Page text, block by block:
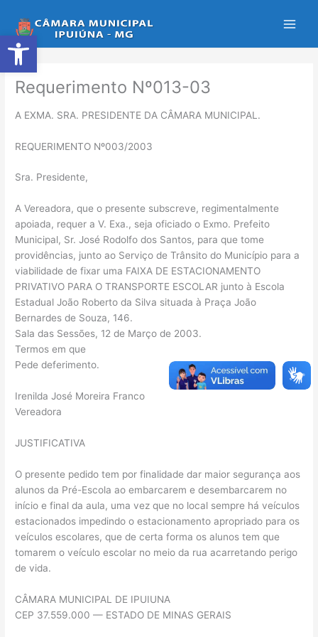
Abrir a barra de ferramentas
para
o
conteúdo
Requerimento Nº013-03
A EXMA. SRA. PRESIDENTE DA CÂMARA MUNICIPAL.
REQUERIMENTO Nº003/2003
Sra. Presidente,
A Vereadora, que o presente subscreve, regimentalmente
apoiada, requer a V. Exa., seja oficiado o Exmo. Prefeito
Municipal, Sr. José Rodolfo dos Santos, para que tome
providências, junto ao Serviço de Trânsito do Município para a
viabilidade de fixar uma FAIXA DE ESTACIONAMENTO
PRIVATIVO PARA O TRANSPORTE ESCOLAR junto à Escola
Estadual João Roberto da Silva situada à Praça João
Bernardes de Souza, 146.
Sala das Sessões, 12 de Março de 2003.
Termos em que
Pede deferimento.
Irenilda José Moreira Franco
Vereadora
JUSTIFICATIVA
O presente pedido tem por finalidade dar maior segurança aos
alunos da Pré-Escola ao embarcarem e desembarcarem no
início e final da aula, uma vez que no local sempre há veículos
estacionados impedindo o estacionamento apropriado para os
veículos escolares, que de certa forma os alunos tem que
tomarem o veículo escolar no meio da rua acarretando perigo
de vida.
CÂMARA MUNICIPAL DE IPUIUNA
CEP 37.559.000 — ESTADO DE MINAS GERAIS